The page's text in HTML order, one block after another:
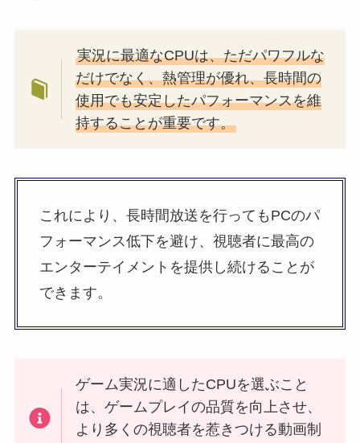
実況に最適なCPUは、ただパワフルな
だけでなく、熱管理が優れ、長時間の
使用でも安定したパフォーマンスを維
持することが重要です。
これにより、長時間放送を行ってもPCのパ
フォーマンス低下を避け、視聴者に最高の
エンターテイメントを提供し続けることが
できます。
ゲーム実況に適したCPUを選ぶこと
は、ゲームプレイの品質を向上させ、
より多くの視聴者を惹きつける動画制